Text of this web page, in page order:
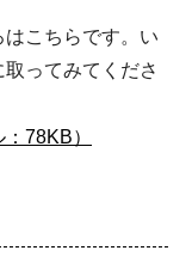
こちらです。い
ってみてくださ
78KB）